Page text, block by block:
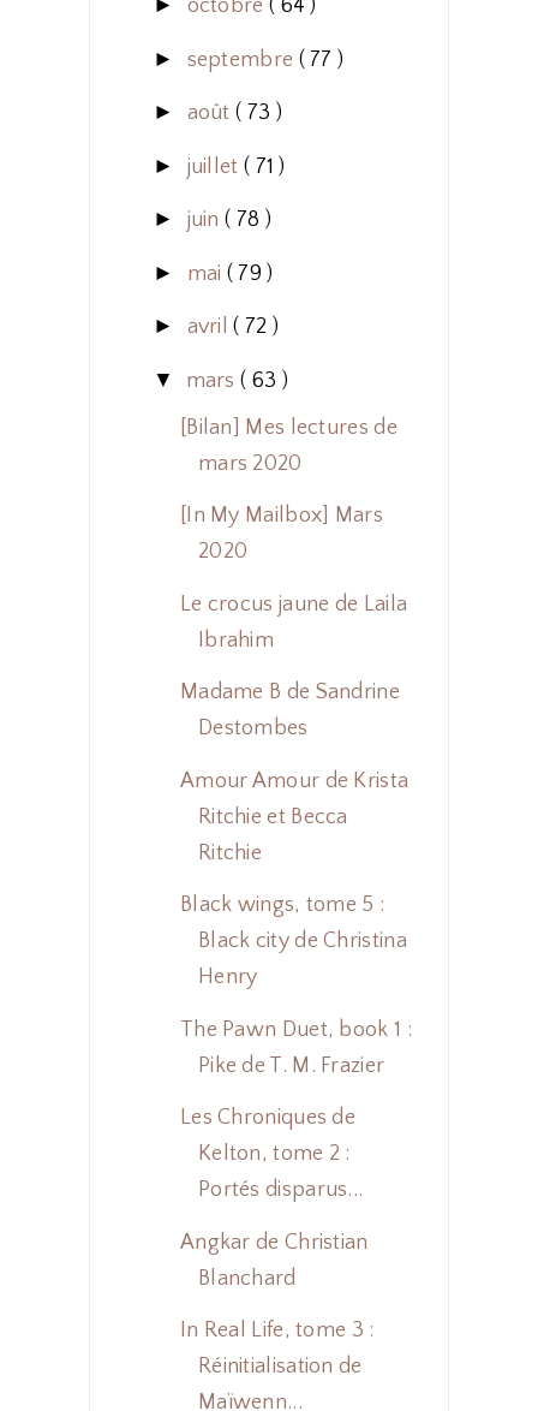
► octobre ( 64 )
► septembre ( 77 )
► août ( 73 )
► juillet ( 71 )
► juin ( 78 )
► mai ( 79 )
► avril( 72 )
▼ mars( 63 )
[Bilan] Mes lectures de
mars 2020
[In My Mailbox] Mars
2020
Le crocus jaune de Laila
Ibrahim
Madame B de Sandrine
Destombes
Amour Amour de Krista
Ritchie et Becca
Ritchie
Black wings, tome 5 :
Black city de Christina
Henry
The Pawn Duet, book 1 :
Pike de T. M. Frazier
Les Chroniques de
Kelton, tome 2 :
Portés disparus...
Angkar de Christian
Blanchard
In Real Life, tome 3 :
Réinitialisation de
Maïwenn...